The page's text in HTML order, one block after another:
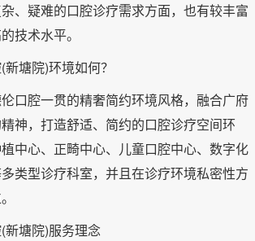
、疑难的口腔诊疗需求方面，也有较丰富
技术水平。
塘院)环境如何？
口腔一贯的精奢简约环境风格，融合广府
神，打造舒适、简约的口腔诊疗空间环
中心、正畸中心、儿童口腔中心、数字化
类型诊疗科室，并且在诊疗环境私密性方
新塘院)服务理念